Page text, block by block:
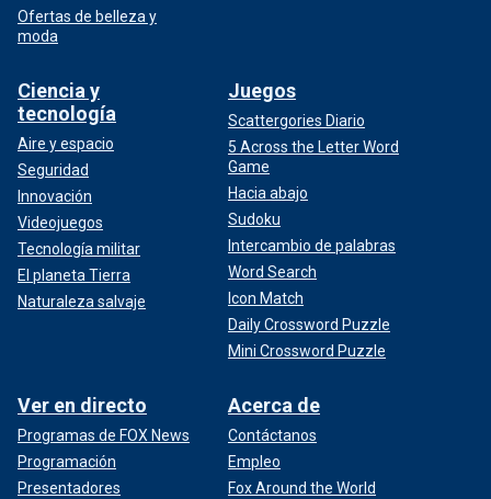
Ofertas de belleza y
moda
Ciencia y
tecnología
Aire y espacio
Seguridad
Innovación
Videojuegos
Tecnología militar
El planeta Tierra
Naturaleza salvaje
Juegos
Scattergories Diario
5 Across the Letter Word
Game
Hacia abajo
Sudoku
Intercambio de palabras
Word Search
Icon Match
Daily Crossword Puzzle
Mini Crossword Puzzle
Ver en directo
Programas de FOX News
Programación
Presentadores
Acerca de
Contáctanos
Empleo
Fox Around the World